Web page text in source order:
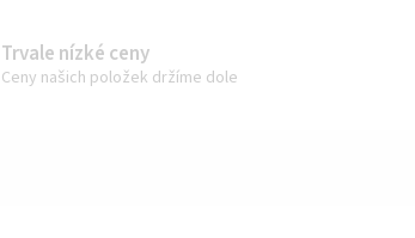
Trvale nízké ceny
Ceny našich položek držíme dole